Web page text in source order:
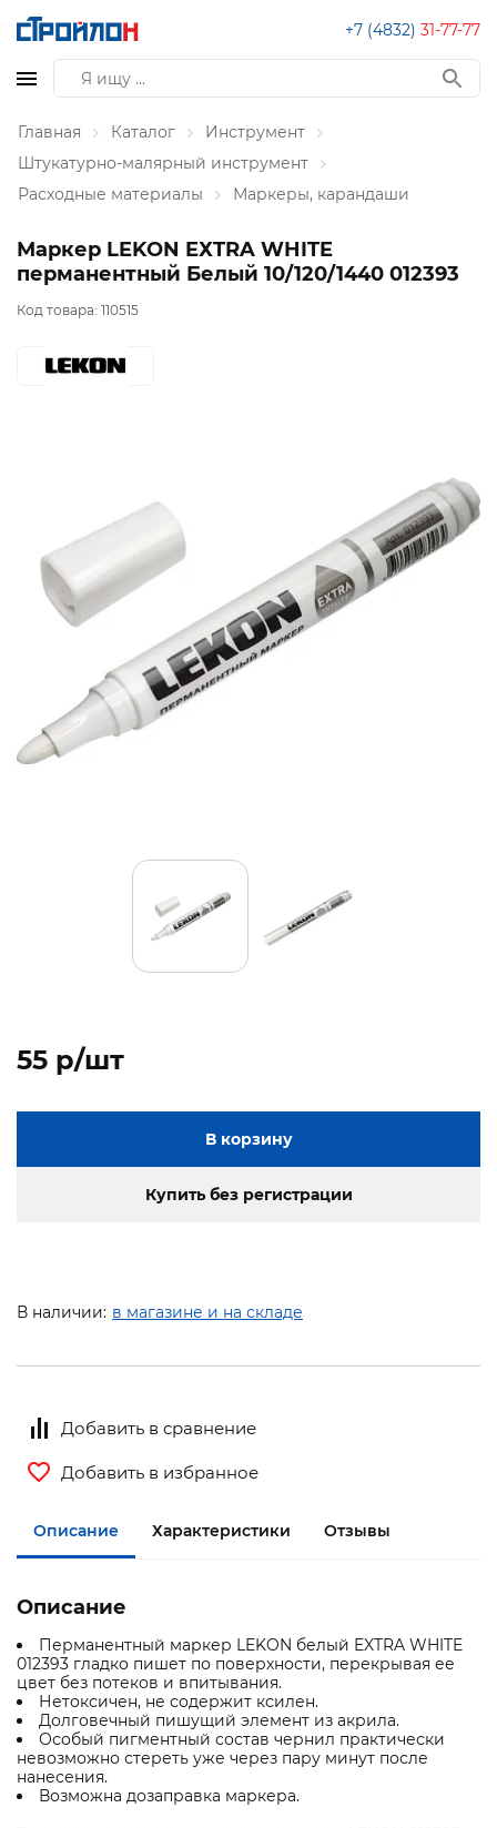
+7 (4832) 31-77-77
Главная Каталог
Инструмент
Штукатурно-малярный инструмент
Расходные материалы
Маркеры, карандаши
Маркер LEKON EХTRA WHITE
перманентный Белый 10/120/1440 012393
Код товара: 110515
55 p/шт
В корзину
Купить без регистрации
В наличии: в магазине и на складе
Добавить в сравнение
Добавить в избранное
Описание Характеристики Отзывы
Описание
Перманентный маркер LEKON белый EXTRA WHITE
012393 гладко пишет по поверхности, перекрывая ее
цвет без потеков и впитывания.
Нетоксичен, не содержит ксилен.
Долговечный пишущий элемент из акрила.
Особый пигментный состав чернил практически
невозможно стереть уже через пару минут после
нанесения.
Возможна дозаправка маркера.